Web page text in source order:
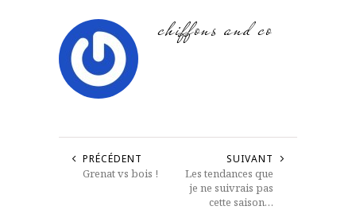
chiffons and co
PRÉCÉDENT
Grenat vs bois !
SUIVANT
Les tendances que
je ne suivrais pas
cette saison…